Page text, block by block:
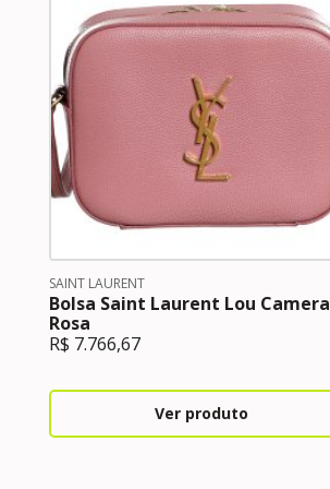
SAINT LAURENT
Bolsa Saint Laurent Lou Camera
Rosa
R$ 7.766,67
Ver produto